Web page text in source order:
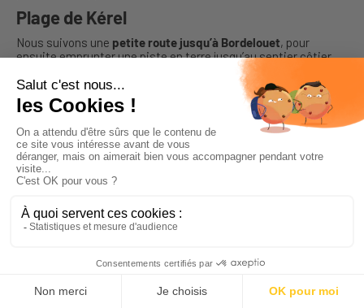
Plage de Kérel
Nous suivons une petite route jusqu’à Bordelouet, pour
ensuite emprunter une piste en terre jusqu’au sentier côtier
plage de Kérel
jolie plage très appréciée des enfants
pour sa longue
distance aux basses eaux.